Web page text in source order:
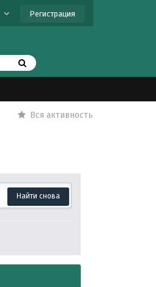
Регистрация
Вся активность
Найти снова